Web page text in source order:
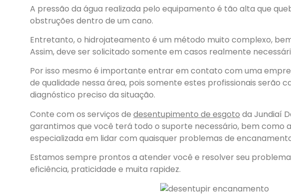
A pressão da água realizada pelo equipamento é tão alta que
obstruções dentro de um cano.
Entretanto, o hidrojateamento é um método muito complexo,
Assim, deve ser solicitado somente em casos realmente
Por isso mesmo é importante entrar em contato com uma
de qualidade nessa área, pois somente estes profissionais serão
diagnóstico preciso da situação.
Conte com os serviços de desentupimento de esgoto da Jundiaí
garantimos que você terá todo o suporte necessário, bem como
especializada em lidar com quaisquer problemas de
Estamos sempre prontos a atender você e resolver seu
eficiência, praticidade e muita rapidez.